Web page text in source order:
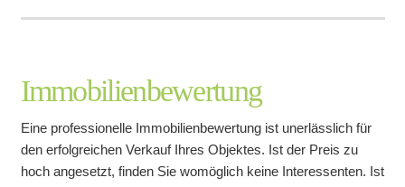
Immobilienbewertung
Eine professionelle Immobilienbewertung ist unerlässlich für
den erfolgreichen Verkauf Ihres Objektes. Ist der Preis zu
hoch angesetzt, finden Sie womöglich keine Interessenten. Ist